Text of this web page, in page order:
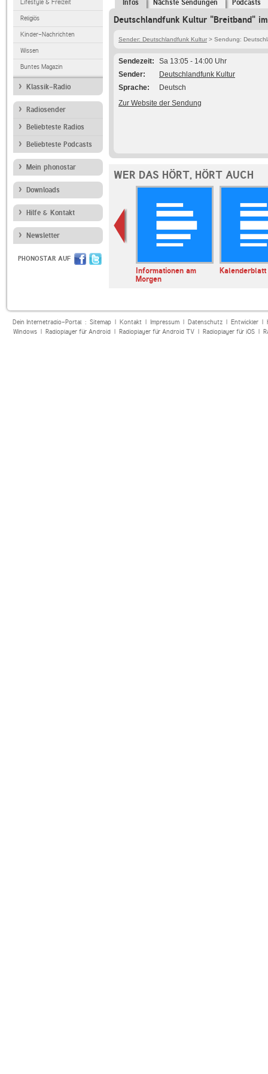
Lifestyle & Freizeit
Religiös
Kinder-Nachrichten
Wissen
Buntes Magazin
Klassik-Radio
Radiosender
Beliebteste Radios
Beliebteste Podcasts
Mein phonostar
Downloads
Hilfe & Kontakt
Newsletter
PHONOSTAR AUF
Infos Nächste Sendungen Podcasts
Deutschlandfunk Kultur "Breitband"
Sender: Deutschlandfunk Kultur > Sendung:
Sendezeit
Sa 13:05 - 14:00 Uhr
Sender
Deutschlandfunk Kultur
Sprache
Deutsch
Zur Website der Sendung
WER DAS HÖRT, HÖRT AUCH
Informationen am
Morgen
Kalenderblatt
Dein Internetradio-Portal : Sitemap| Kontakt| Impressum| Datenschutz| Entwickler|
Windows| Radioplayer für Android| Radioplayer für Android TV| Radioplayer für iOS|